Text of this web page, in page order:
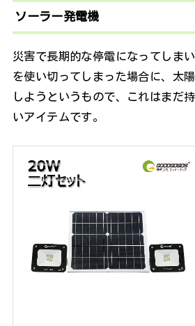
ソーラー発電機
災害で長期的な停電になってしま
を使い切ってしまった場合に、太
しようというもので、これはまだ
いアイテムです。